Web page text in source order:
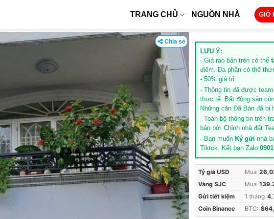
TRANG CHỦ NGUỒN NHÀ GIỎ
Chia sẻ
LƯU Ý:
- Giá rao bán trên có thể
điểm. Đa phần có thể
- 50% giá trị.
- Thông tin đã được
thực tế. Bất động sản
Những căn Đã Bán đã bị
- Toàn bộ thông tin trên
bán bởi Chỉnh nhà đất
- Bạn muốn Ký gửi nhà
Tiktok. Kết bạn Zalo
Tỷ giá USD Mua
Vàng SJC
Mua
Gửi tiết kiệm
1 tháng
Coin Binance
BTC: